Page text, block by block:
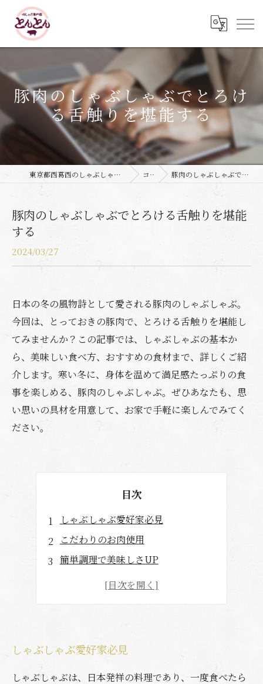
豚肉のしゃぶしゃぶでとろけ
る舌触りを堪能する
東京都西葛西のしゃぶしゃぶなら豚しゃぶ専門店 とんとん コラム 豚肉のしゃぶしゃぶでとろける舌触りを堪能する
豚肉のしゃぶしゃぶでとろける舌触りを堪能
する
2024/03/27
日本の冬の風物詩として愛される豚肉のしゃぶしゃぶ。
今回は、とっておきの豚肉で、とろける舌触りを堪能し
てみませんか？この記事では、しゃぶしゃぶの基本か
ら、美味しい食べ方、おすすめの食材まで、詳しくご紹
介します。寒い冬に、身体を温めて満足感たっぷりの食
事を楽しめる、豚肉のしゃぶしゃぶ。ぜひあなたも、思
い思いの具材を用意して、お家で手軽に楽しんでみてく
ださい。
目次
しゃぶしゃぶ愛好家必見
こだわりのお肉使用
簡単調理で美味しさUP
食べ応えもバツグン
しゃぶしゃぶ愛好家必見
しゃぶしゃぶは、日本発祥の料理であり、一度食べたら